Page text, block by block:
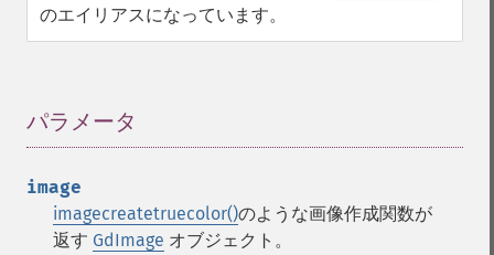
のエイリアスになっています。
パラメータ
image
imagecreatetruecolor()のような画像作成関数が
返す GdImage オブジェクト。